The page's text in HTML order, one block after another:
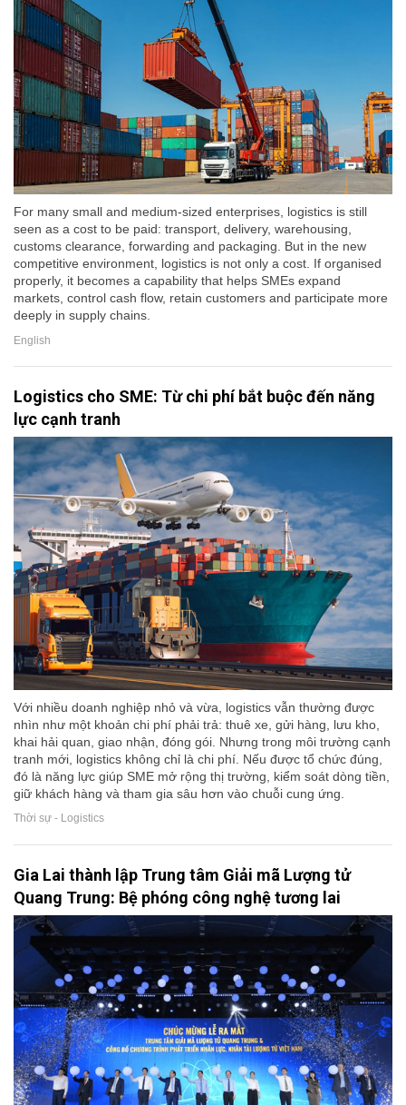
For many small and medium-sized enterprises, logistics is still
seen as a cost to be paid: transport, delivery, warehousing,
customs clearance, forwarding and packaging. But in the new
competitive environment, logistics is not only a cost. If organised
properly, it becomes a capability that helps SMEs expand
markets, control cash flow, retain customers and participate more
deeply in supply chains.
English
Logistics cho SME: Từ chi phí bắt buộc đến năng
lực cạnh tranh
Với nhiều doanh nghiệp nhỏ và vừa, logistics vẫn thường được
nhìn như một khoản chi phí phải trả: thuê xe, gửi hàng, lưu kho,
khai hải quan, giao nhận, đóng gói. Nhưng trong môi trường cạnh
tranh mới, logistics không chỉ là chi phí. Nếu được tổ chức đúng,
đó là năng lực giúp SME mở rộng thị trường, kiểm soát dòng tiền,
giữ khách hàng và tham gia sâu hơn vào chuỗi cung ứng.
Thời sự - Logistics
Gia Lai thành lập Trung tâm Giải mã Lượng tử
Quang Trung: Bệ phóng công nghệ tương lai